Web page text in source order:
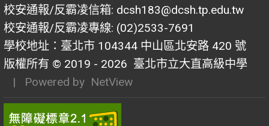
校安通報/反霸凌信箱: dcsh183@dcsh.tp.edu.tw
校安通報/反霸凌專線: (02)2533-7691
學校地址：臺北市 104344 中山區北安路 420 號
版權所有 © 2019 - 2026 臺北市立大直高級中學
| Powered by NetView